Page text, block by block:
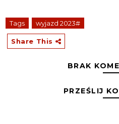
Tags wyjazd 2023#
Share This
BRAK
PRZEŚLIJ